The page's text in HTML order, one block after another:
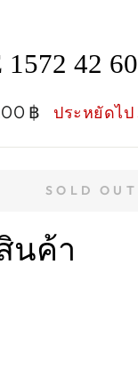
42
฿ ประหยัดไป
SOLD OUT
นค้า